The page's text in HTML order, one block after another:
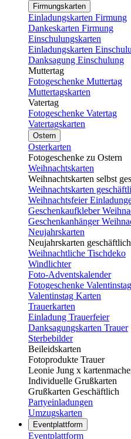
Firmungskarten
Einladungskarten Firmung
Dankeskarten Firmung
Einschulungskarten
Einladungskarten
Danksagung Einschulung
Muttertag
Fotogeschenke Muttertag
Muttertagskarten
Vatertag
Fotogeschenke Vatertag
Vatertagskarten
Ostern
Osterkarten
Fotogeschenke zu Ostern
Weihnachtskarten
Weihnachtskarten selbst
Weihnachtskarten
Weihnachtsfeier
Geschenkaufkleber
Geschenkanhänger
Neujahrskarten
Neujahrskarten geschäftlich
Weihnachtliche Tischdeko
Windlichter
Foto-Adventskalender
Fotogeschenke Valentinstag
Valentinstag Karten
Trauerkarten
Einladung Trauerfeier
Danksagungskarten Trauer
Sterbebilder
Beileidskarten
Fotoprodukte Trauer
Leonie Jung x
Individuelle Grußkarten
Grußkarten Geschäftlich
Partyeinladungen
Umzugskarten
Eventplattform
Eventplattform